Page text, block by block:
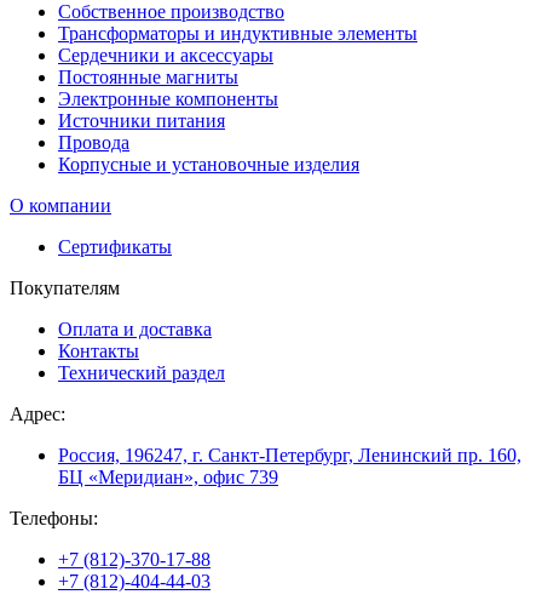
Собственное производство
Трансформаторы и индуктивные элементы
Сердечники и аксессуары
Постоянные магниты
Электронные компоненты
Источники питания
Провода
Корпусные и установочные изделия
О компании
Сертификаты
Покупателям
Оплата и доставка
Контакты
Технический раздел
Адрес:
Россия, 196247, г. Санкт-Петербург, Ленинский пр. 160,
БЦ «Меридиан», офис 739
Телефоны:
+7 (812)-370-17-88
+7 (812)-404-44-03